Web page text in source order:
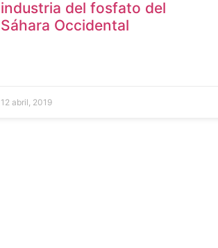
industria del fosfato del
Sáhara Occidental
12 abril, 2019